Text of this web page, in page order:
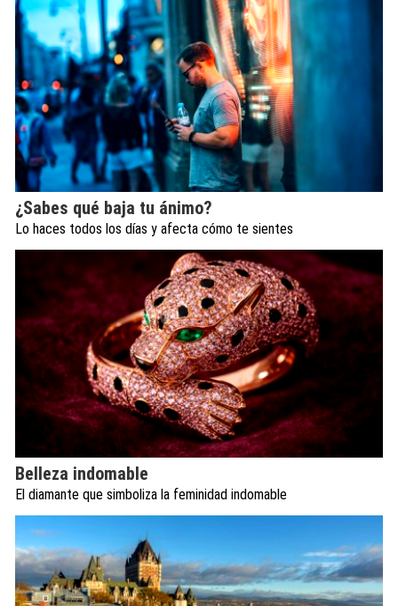
¿Sabes qué baja tu ánimo?
Lo haces todos los días y afecta cómo te sientes
Belleza indomable
El diamante que simboliza la feminidad indomable